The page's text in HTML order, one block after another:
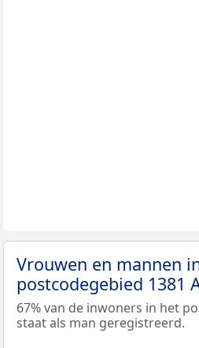
Vrouwen en mannen
postcodegebied 1381
67% van de inwoners in het
staat als man geregistreerd.